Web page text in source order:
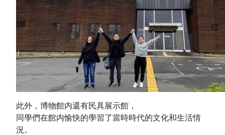
此外，博物館内還有民具展示館，
同學們在館内愉快的學習了當時時代的文化和生活情
況。